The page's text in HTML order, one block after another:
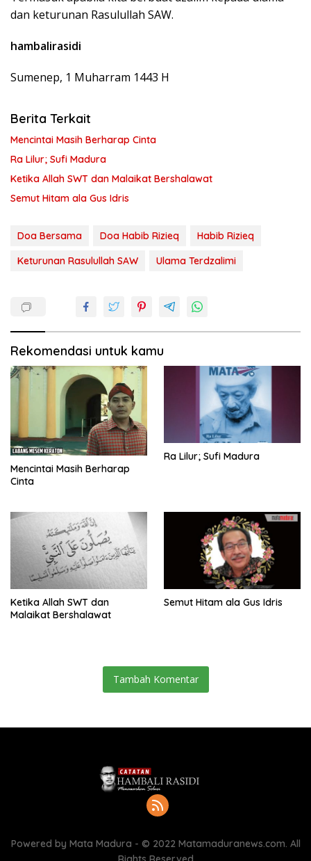
dan keturunan Rasulullah SAW.
hambalirasidi
Sumenep, 1 Muharram 1443 H
Berita Terkait
Mencintai Masih Berharap Cinta
Ra Lilur; Sufi Madura
Ketika Allah SWT dan Malaikat Bershalawat
Semut Hitam ala Gus Idris
Doa Bersama Doa Habib Rizieq
Habib Rizieq
Keturunan Rasulullah SAW
Ulama Terdzalimi
Rekomendasi untuk kamu
Mencintai Masih Berharap
Cinta
Ra Lilur; Sufi Madura
Ketika Allah SWT dan
Malaikat Bershalawat
Semut Hitam ala Gus Idris
Tambah Komentar
Powered by Mata Madura - © 2022 Matamaduranews.com. All